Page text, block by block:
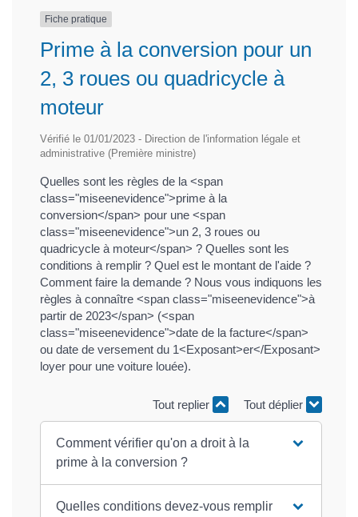
Fiche pratique
Prime à la conversion pour un
2, 3 roues ou quadricycle à
moteur
Vérifié le 01/01/2023 - Direction de l'information légale et
administrative (Première ministre)
Quelles sont les règles de la <span
class="miseenevidence">prime à la
conversion</span> pour une <span
class="miseenevidence">un 2, 3 roues ou
quadricycle à moteur</span> ? Quelles sont les
conditions à remplir ? Quel est le montant de l'aide ?
Comment faire la demande ? Nous vous indiquons les
règles à connaître <span class="miseenevidence">à
partir de 2023</span> (<span
class="miseenevidence">date de la facture</span>
ou date de versement du 1<Exposant>er</Exposant>
loyer pour une voiture louée).
Tout replier Tout déplier
Comment vérifier qu'on a droit à la
prime à la conversion ?
Quelles conditions devez-vous remplir